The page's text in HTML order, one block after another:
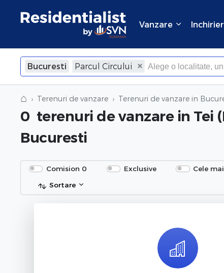
Vanzare
Bucuresti Parcul Circului
⌂ Terenuri de vanzare Terenuri de vanzare in
0 terenuri de vanzare in Tei
Bucuresti
Comision 0 Exclusive Cele
Sortare